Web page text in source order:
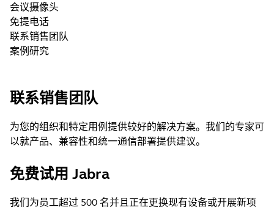
会议摄像头
免提电话
联系销售团队
案例研究
联系销售团队
为您的组织和特定用例提供较好的解决方案。我们的专家可
以就产品、兼容性和统一通信部署提供建议。
免费试用 Jabra
我们为员工超过 500 名并且正在更换现有设备或开展新项